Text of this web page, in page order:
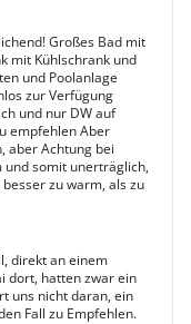
Großes Bad mit
mit Kühlschrank und
und Poolanlage
zur Verfügung
und nur DW auf
empfehlen Aber
aber Achtung bei
und somit unerträglich,
zu warm, als zu
direkt an einem
dort, hatten zwar ein
uns nicht daran, ein
Fall zu Empfehlen.